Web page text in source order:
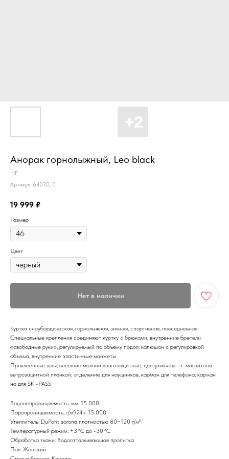
Анорак горнолыжный, Leo black
HE
Артикул: 64070, 0
19 999 ₽
Размер
Цвет
Нет в наличии
Куртка сноубордическая, горнолыжная, зимняя, спортивная, повседневная
Специальные крепления соединяют куртку с брюками, внутренние бретели
«свободные руки», регулируемый по объему подол; капюшон с регулировкой
объема; внутренние эластичные манжеты
Проклеенные швы; внешние молнии влагозащитные, центральная - с магнитной
ветрозащитной планкой; отделение для наушников, карман для телефона; карман
на для SKI-PASS
Водонепроницаемость, мм: 15 000
Паропроницаемость, г/м²/24ч: 15 000
Утеплитель: DuPont sorona плотностью 80−120 г/м²
Температурный режим: +3°С до -30°С
Обработка ткани: Водоотталкивающая пропитка
Пол: Женский